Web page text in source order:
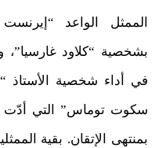
الممثل الواعد
بشخصية “كلاود
في أداء شخصية الأستاذ
سكوت توماس” التي أدّت
بمنتهى الإتقان. بقية